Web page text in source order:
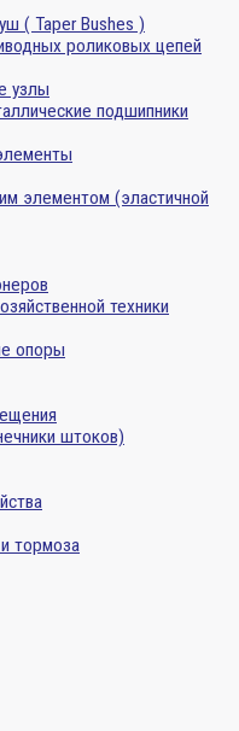
( Taper Bushes )
роликовых цепей
узлы
подшипники
элементом (эластичной
техники
опоры
штоков)
тормоза